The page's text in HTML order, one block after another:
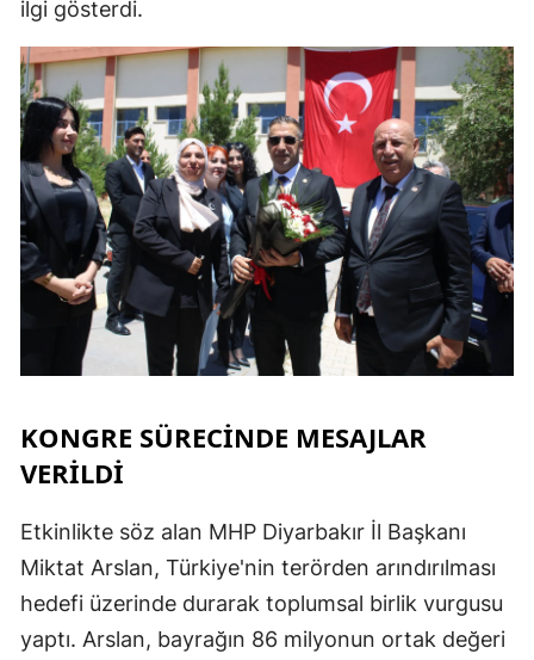
ilgi gösterdi.
KONGRE SÜRECİNDE MESAJLAR
VERİLDİ
Etkinlikte söz alan MHP Diyarbakır İl Başkanı
Miktat Arslan, Türkiye'nin terörden arındırılması
hedefi üzerinde durarak toplumsal birlik vurgusu
yaptı. Arslan, bayrağın 86 milyonun ortak değeri